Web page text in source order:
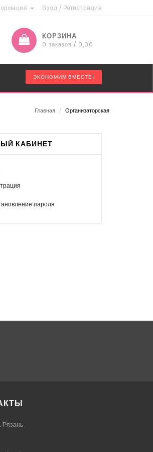
Вход / Регистрация
КОРЗИНА
0 заказов / 0,00
ЭКОНОМИМ ВМЕСТЕ!
Главная / Организаторская
КАБИНЕТ
пароля
Рязань